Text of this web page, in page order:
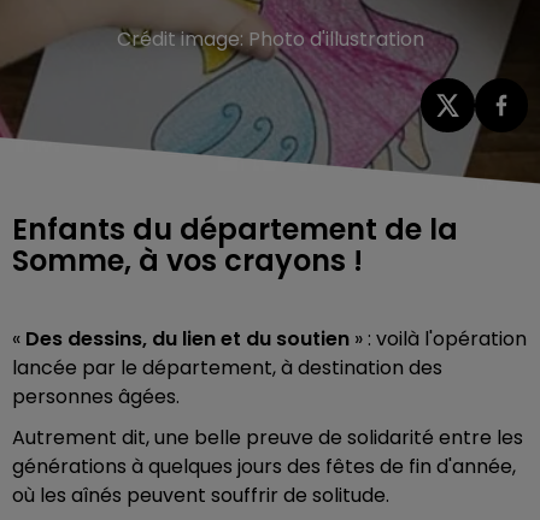
Crédit image:Photo d'illustration
Enfants du département de la
Somme, à vos crayons !
« Des dessins, du lien et du soutien » : voilà l'opération
lancée par le département, à destination des
personnes âgées.
Autrement dit, une belle preuve de solidarité entre les
générations à quelques jours des fêtes de fin d'année,
où les aînés peuvent souffrir de solitude.